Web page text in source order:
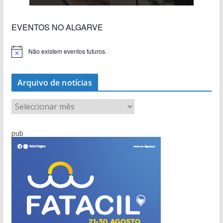
EVENTOS NO ALGARVE
Não existem eventos futuros.
Arquivo de notícias
r
pub